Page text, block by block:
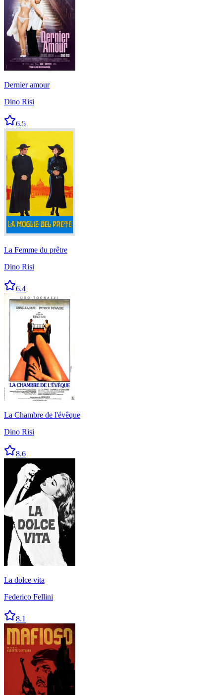
Dernier amour
Dino Risi
6.5
La Femme du prêtre
Dino Risi
6.4
La Chambre de l'évêque
Dino Risi
8.6
La dolce vita
Federico Fellini
8.1